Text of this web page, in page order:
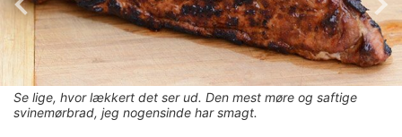
Se lige, hvor lækkert det ser ud. Den mest møre og saftige
svinemørbrad, jeg nogensinde har smagt.